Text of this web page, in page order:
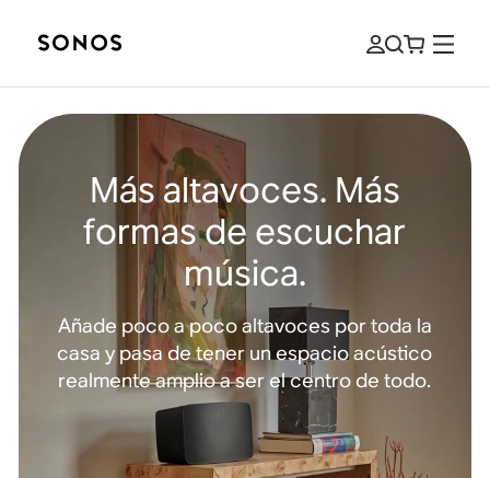
Más altavoces. Más
formas de escuchar
música.
Añade poco a poco altavoces por toda la
casa y pasa de tener un espacio acústico
realmente amplio a ser el centro de todo.